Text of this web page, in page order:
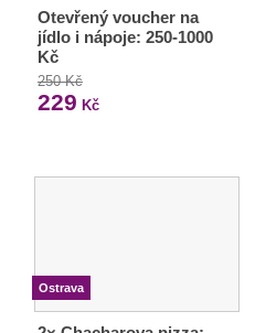
Otevřený voucher na
jídlo i nápoje: 250-1000
Kč
250 Kč
229 Kč
Ostrava